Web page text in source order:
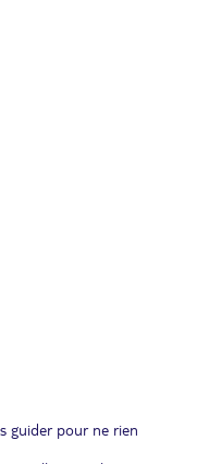
guider pour ne rien